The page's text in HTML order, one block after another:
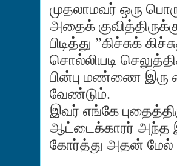
முதலாமவர் ஒரு
அதைக்
பிடித்து ”கிச்சுக்
சொல்லியடி
பின்பு மண்ணை இரு
வேண்டும்.
இவர் எங்கே
ஆட்டைக்காரர் அந்த
கோர்த்து அதன் மேல்